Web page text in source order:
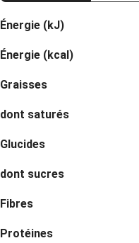
Énergie (kJ)
Énergie (kcal)
Graisses
dont saturés
Glucides
dont sucres
Fibres
Protéines